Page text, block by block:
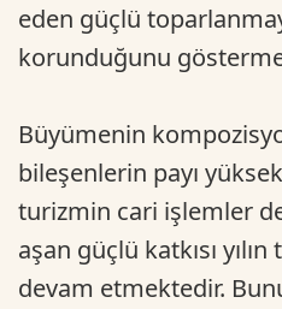
eden güçlü
korunduğunu
Büyümenin
bileşenlerin payı
turizmin cari işlemler
aşan güçlü katkısı
devam etmektedir.